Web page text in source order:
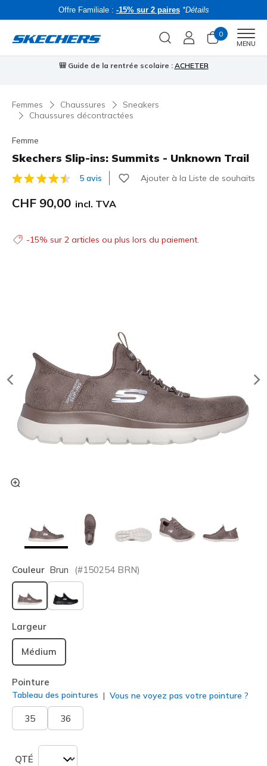
Offre Familiale : -15% sur 2 paires *Détails
0
MENU
Skechers VIP :retours sous 45 jours pour les membres
Femmes Chaussures
Sneakers
Chaussures décontractées
Femme
Skechers Slip-ins: Summits - Unknown Trail
Évaluation client 5 sur 5
5 avis Ajouter à la Liste de souhaits
CHF 90,00 incl. TVA
-15% sur 2 articles ou plus lors du paiement.
Couleur Brun (#150254 BRN)
sélectionné
Largeur
Médium
Pointure
Tableau des pointures Vous ne voyez pas votre pointure ?
35 36
QTÉ